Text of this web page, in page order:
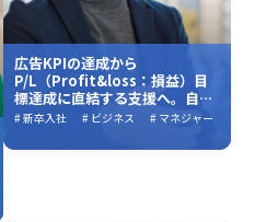
広告KPIの達成から
P/L（Profit&loss：損益）目
標達成に直結する支援へ。自律
分散型組織の「強い個」が顧客
ィングコンサルティングの真髄
# 新卒入社 # ビジネス # マネジャー